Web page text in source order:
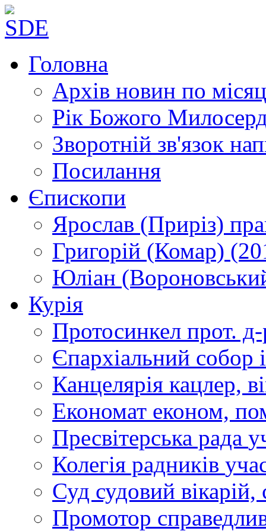
Головна
Архів новин по
Рік Божого
Зворотній зв'язок
Посилання
Єпископи
Ярослав (Приріз)
Григорій (Комар)
Юліан
Курія
Протосинкел прот.
Єпархіальний собор
Канцелярія кацлер,
Економат економ,
Пресвітерська рада
Колегія радників
Суд судовий вікарій,
Промотор